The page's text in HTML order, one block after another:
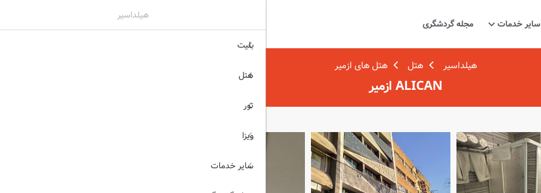
سایر خدمات مجله گردشگری ۰۲۱۷۷۶۵۵۹۶۰
هیلداسیر هتل هتل های ازمیر
ALICAN ازمیر
هیلداسیر
بلیت
هتل
تور
ویزا
سایر خدمات